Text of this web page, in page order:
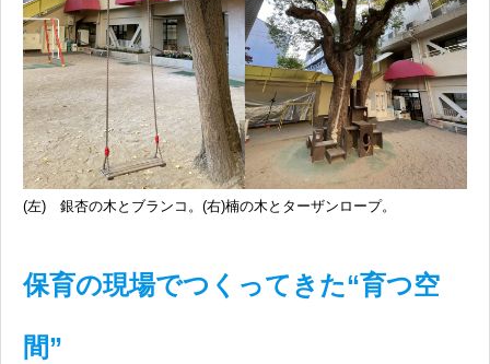
(左) 銀杏の木とブランコ。(右)楠の木とターザンロープ。
保育の現場でつくってきた“育つ空
間”